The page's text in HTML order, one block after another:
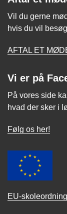
Vil du gerne
hvis du vil
AFTAL ET
Vi er på
På vores side
hvad der sker i
Følg os her!
EU-